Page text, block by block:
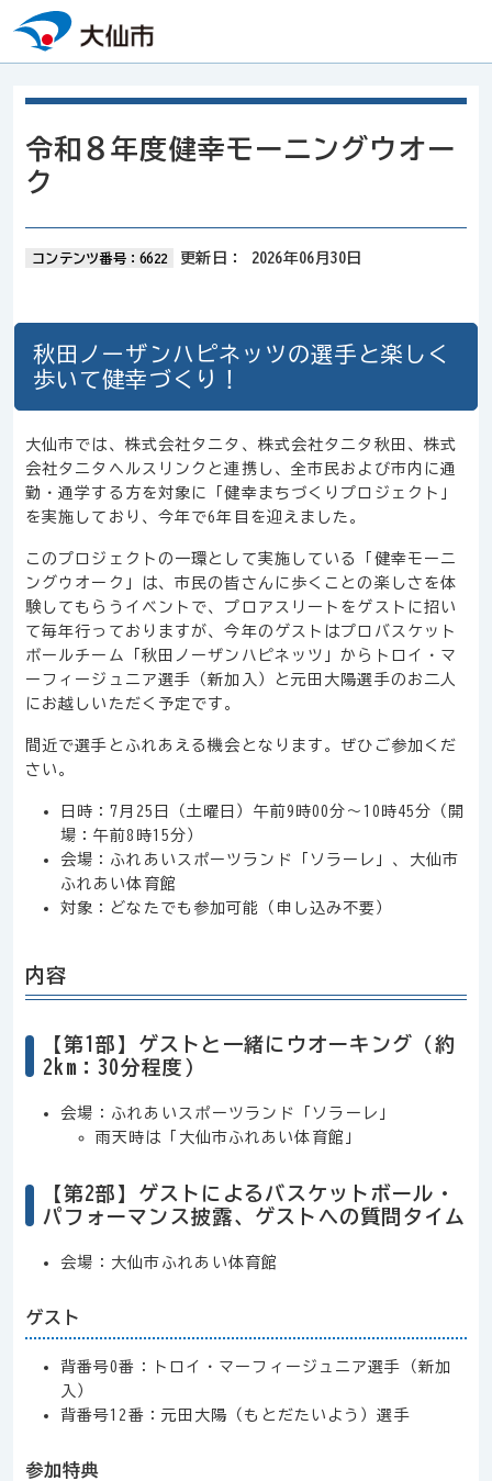
本文へスキップ
令和８年度健幸モーニングウオー
ク
コンテンツ番号：6622 更新日： 2026年06月30日
秋田ノーザンハピネッツの選手と楽しく
歩いて健幸づくり！
大仙市では、株式会社タニタ、株式会社タニタ秋田、株式
会社タニタヘルスリンクと連携し、全市民および市内に通
勤・通学する方を対象に「健幸まちづくりプロジェクト」
を実施しており、今年で6年目を迎えました。
このプロジェクトの一環として実施している「健幸モーニ
ングウオーク」は、市民の皆さんに歩くことの楽しさを体
験してもらうイベントで、プロアスリートをゲストに招い
て毎年行っておりますが、今年のゲストはプロバスケット
ボールチーム「秋田ノーザンハピネッツ」からトロイ・マ
ーフィージュニア選手（新加入）と 元 田 大 陽選手のお二人
にお越しいただく予定です。
間近で選手とふれあえる機会となります。ぜひご参加くだ
さい。
日時：7月25日（土曜日）午前9時00分～10時45分（開
場：午前8時15分）
会場：ふれあいスポーツランド「ソラーレ」、大仙市
ふれあい体育館
対象：どなたでも参加可能（申し込み不要）
内容
【第1部】 ゲストと一緒にウオーキング（約
2km：30分程度）
会場：ふれあいスポーツランド「ソラーレ」
雨天時は「大仙市ふれあい体育館」
【第2部】 ゲストによるバスケットボール・
パフォーマンス披露、ゲストへの質問タイム
会場：大仙市ふれあい体育館
ゲスト
背番号0番：トロイ・マーフィージュニア選手（新加
入）
背番号12番：元田大陽（もとだたいよう）選手
参加特典